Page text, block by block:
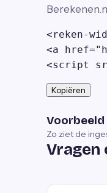
<reken-
<a
<script
Kopiëren
Voorbeeld
Zo ziet de
Vragen